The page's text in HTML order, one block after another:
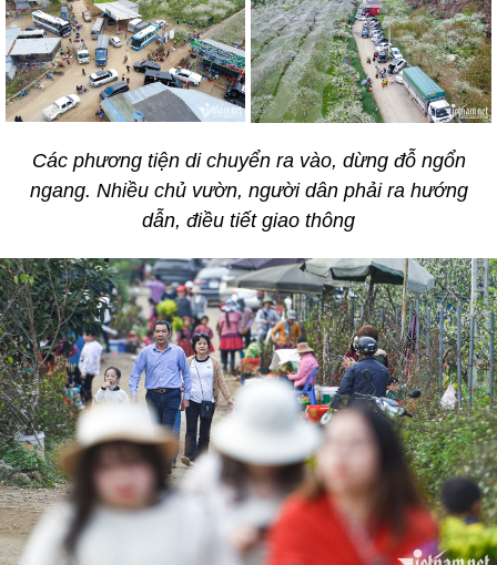
Các phương tiện di chuyển ra vào, dừng đỗ ngổn
ngang. Nhiều chủ vườn, người dân phải ra hướng
dẫn, điều tiết giao thông